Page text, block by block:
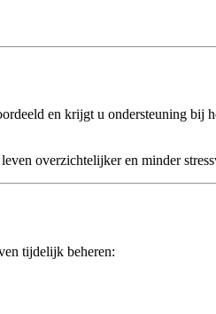
en krijgt u ondersteuning bij
overzichtelijker en minder
tijdelijk beheren: